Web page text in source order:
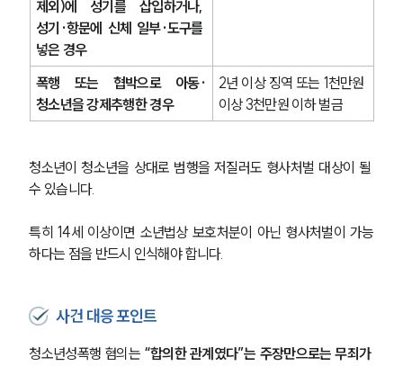
제외)에 성기를 삽입하거나,
성기·항문에 신체 일부·도구를
넣은 경우
폭행 또는 협박으로 아동·
청소년을 강제추행한 경우
2년 이상 징역 또는 1천만원
이상 3천만원 이하 벌금
청소년이 청소년을 상대로 범행을 저질러도 형사처벌 대상이 될
수 있습니다.
특히 14세 이상이면 소년법상 보호처분이 아닌 형사처벌이 가능
하다는 점을 반드시 인식해야 합니다.
사건 대응 포인트
청소년성폭행 혐의는 “합의한 관계였다”는 주장만으로는 무죄가